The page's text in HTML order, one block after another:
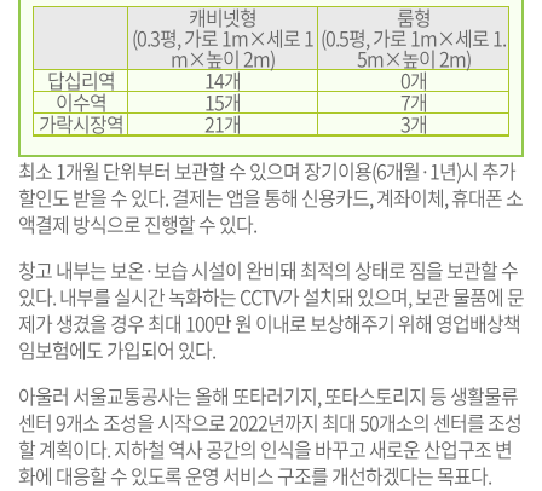
캐비넷형
(0.3평, 가로 1m×세로 1
m×높이 2m)
룸형
(0.5평, 가로 1m×세로 1.
5m×높이 2m)
답십리역 14개 0개
이수역 15개 7개
가락시장역 21개
3개
최소 1개월 단위부터 보관할 수 있으며 장기이용(6개월·1년)시 추가
할인도 받을 수 있다. 결제는 앱을 통해 신용카드, 계좌이체, 휴대폰 소
액결제 방식으로 진행할 수 있다.
창고 내부는 보온·보습 시설이 완비돼 최적의 상태로 짐을 보관할 수
있다. 내부를 실시간 녹화하는 CCTV가 설치돼 있으며, 보관 물품에 문
제가 생겼을 경우 최대 100만 원 이내로 보상해주기 위해 영업배상책
임보험에도 가입되어 있다.
아울러 서울교통공사는 올해 또타러기지, 또타스토리지 등 생활물류
센터 9개소 조성을 시작으로 2022년까지 최대 50개소의 센터를 조성
할 계획이다. 지하철 역사 공간의 인식을 바꾸고 새로운 산업구조 변
화에 대응할 수 있도록 운영 서비스 구조를 개선하겠다는 목표다.